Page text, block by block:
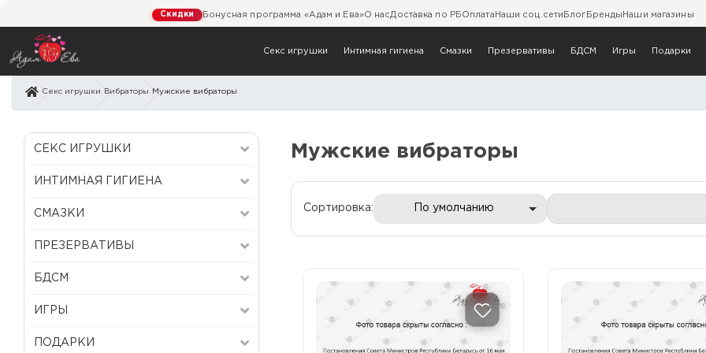
Скидки Бонусная программа «Адам и Ева»О насДоставка по РБ Оплата Наши соц.сети Блог Бренды Наши магазины
Секс игрушки Интимная гигиена Смазки Презервативы БДСМ Игры Подарки
Секс игрушки Вибраторы Мужские вибраторы
СЕКС ИГРУШКИ
ИНТИМНАЯ ГИГИЕНА
СМАЗКИ
ПРЕЗЕРВАТИВЫ
БДСМ
ИГРЫ
ПОДАРКИ
Мужские вибраторы
Мужские вибраторы
Сортировка: По умолчанию